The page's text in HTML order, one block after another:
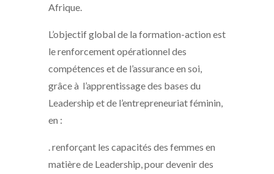
Afrique.
L’objectif global de la formation-action est
le renforcement opérationnel des
compétences et de l’assurance en soi,
grâce à l’apprentissage des bases du
Leadership et de l’entrepreneuriat féminin,
en :
. renforçant les capacités des femmes en
matière de Leadership, pour devenir des